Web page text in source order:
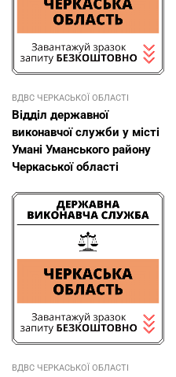
ВДВС ЧЕРКАСЬКОЇ ОБЛАСТІ
Відділ державної
виконавчої служби у місті
Умані Уманського району
Черкаської області
ВДВС ЧЕРКАСЬКОЇ ОБЛАСТІ